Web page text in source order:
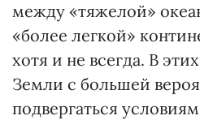
между «тяжелой»
«более легкой»
хотя и не всегда. В
Земли с большей
подвергаться